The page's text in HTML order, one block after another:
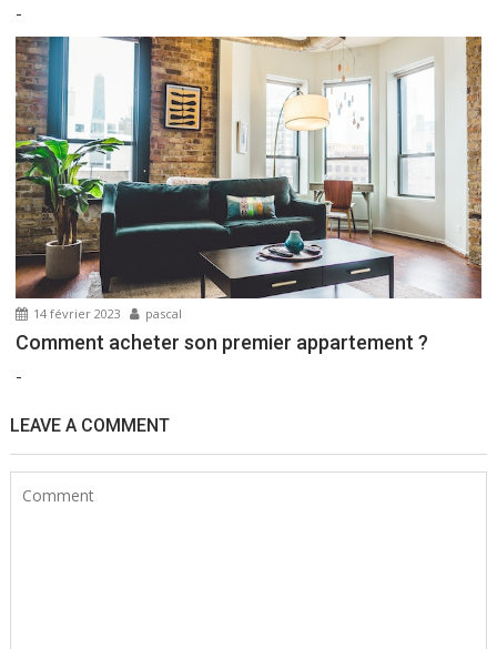
-
14 février 2023 pascal
Comment acheter son premier appartement ?
-
LEAVE A COMMENT